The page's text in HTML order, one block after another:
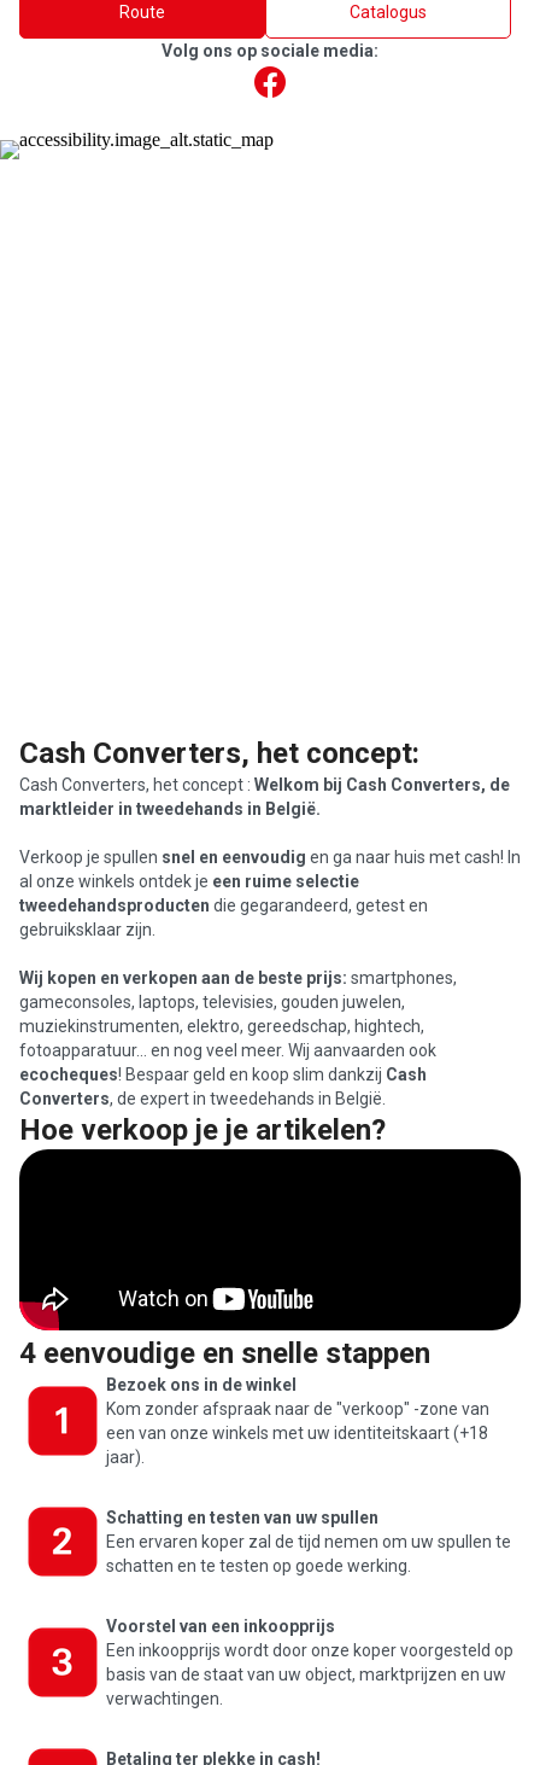
Route
Catalogus
Volg ons op sociale media:
Cash Converters, het concept:
Cash Converters, het concept : Welkom bij Cash Converters, de
marktleider in tweedehands in België.
Verkoop je spullen snel en eenvoudig en ga naar huis met cash! In
al onze winkels ontdek je een ruime selectie
tweedehandsproducten die gegarandeerd, getest en
gebruiksklaar zijn.
Wij kopen en verkopen aan de beste prijs: smartphones,
gameconsoles, laptops, televisies, gouden juwelen,
muziekinstrumenten, elektro, gereedschap, hightech,
fotoapparatuur… en nog veel meer. Wij aanvaarden ook
ecocheques! Bespaar geld en koop slim dankzij Cash
Converters, de expert in tweedehands in België.
Hoe verkoop je je artikelen?
4 eenvoudige en snelle stappen
Bezoek ons in de winkel
Kom zonder afspraak naar de "verkoop" -zone van
een van onze winkels met uw identiteitskaart (+18
jaar).
Schatting en testen van uw spullen
Een ervaren koper zal de tijd nemen om uw spullen te
schatten en te testen op goede werking.
Voorstel van een inkoopprijs
Een inkoopprijs wordt door onze koper voorgesteld op
basis van de staat van uw object, marktprijzen en uw
verwachtingen.
Betaling ter plekke in cash!